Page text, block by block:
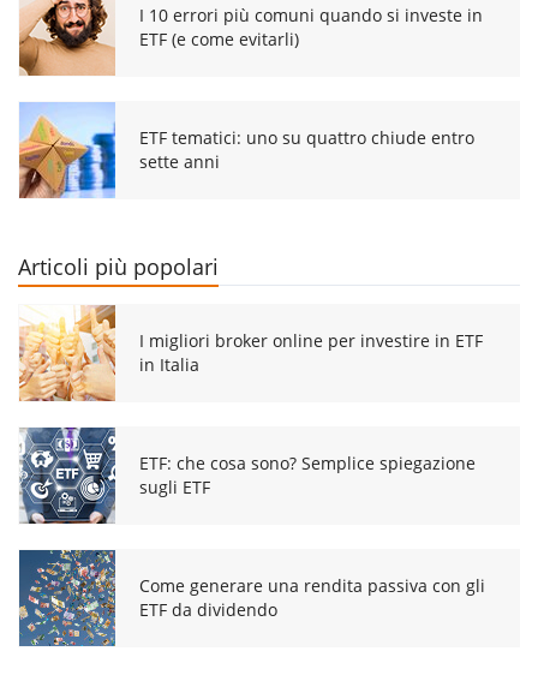
I 10 errori più comuni quando si investe in
ETF (e come evitarli)
ETF tematici: uno su quattro chiude entro
sette anni
Articoli più popolari
I migliori broker online per investire in ETF
in Italia
ETF: che cosa sono? Semplice spiegazione
sugli ETF
Come generare una rendita passiva con gli
ETF da dividendo